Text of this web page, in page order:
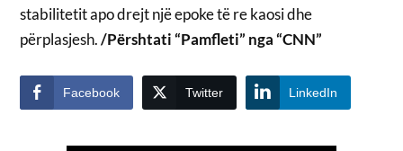
stabilitetit apo drejt një epoke të re kaosi dhe
përplasjesh./Përshtati “Pamfleti” nga “CNN”
Facebook Twitter LinkedIn